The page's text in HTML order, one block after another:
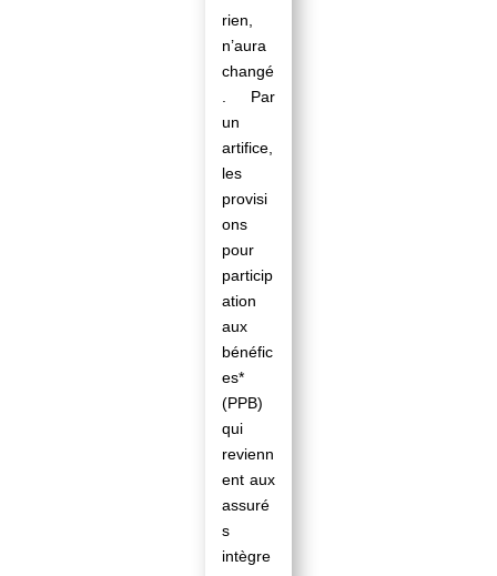
rien,
n’aura
changé
. Par
un
artifice,
les
provisi
ons
pour
particip
ation
aux
bénéfic
es*
(PPB)
qui
revienn
ent aux
assuré
s
intègre